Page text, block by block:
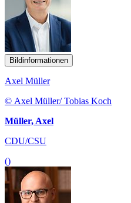
Bildinformationen
Axel Müller
© Axel Müller/ Tobias Koch
Müller, Axel
CDU/CSU
()